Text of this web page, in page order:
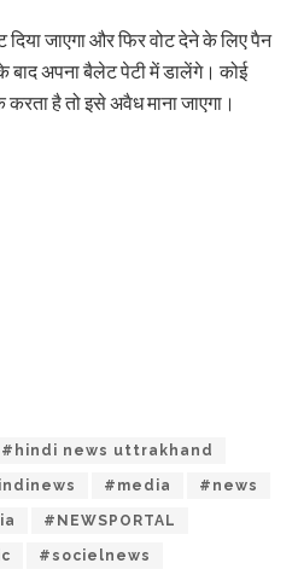
जाएगा और फिर वोट देने के लिए पैन
अपना बैलेट पेटी में डालेंगे। कोई
करता है तो इसे अवैध माना जाएगा।
#hindi news uttrakhand
#media #news
#NEWSPORTAL
#socielnews